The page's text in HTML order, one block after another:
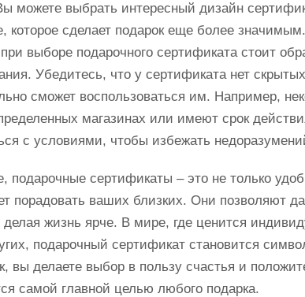
можете выбрать интересный дизайн
которое сделает подарок еще более значимым.
выборе подарочного сертификата стоит
Убедитесь, что у сертификата нет
сможет воспользоваться им. Например,
магазинах или имеют срок
с условиями, чтобы избежать
подарочные сертификаты – это не только
порадовать ваших близких. Они позволяют
делая жизнь ярче. В мире, где ценится
подарочный сертификат становится
вы делаете выбор в пользу счастья и
самой главной целью любого подарка.